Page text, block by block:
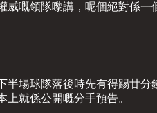
威嘅領隊嚟講，呢個絕對係一
場球隊落後時先有得踢廿
就係公開嘅分手預告。